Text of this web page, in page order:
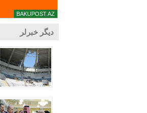
دیگر خبرلر